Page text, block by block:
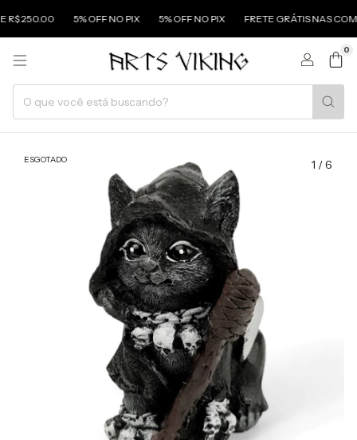
5% OFF NO PIX 5% OFF NO PIX FRETE GRÁTIS NAS COMPRAS
0
ESGOTADO 1 /6